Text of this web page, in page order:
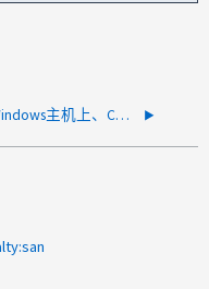
在Windows主机上、CHAP身份验证在升级后停止工作